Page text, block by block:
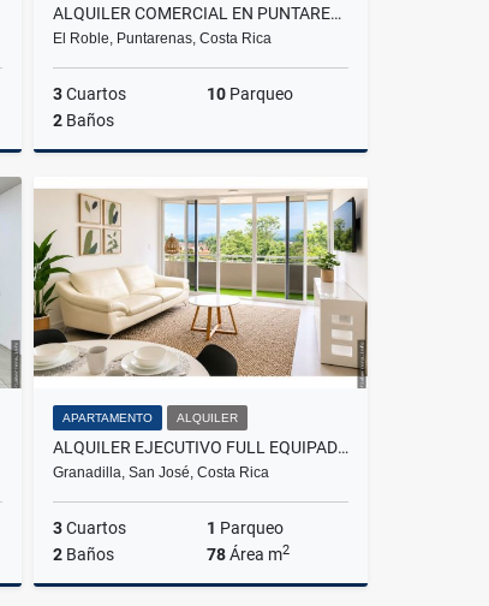
ALQUILER COMERCIAL EN PUNTARENAS
El Roble, Puntarenas, Costa Rica
3Cuartos 10 Parqueo
2 Baños
Alquiler
₡500.000
APARTAMENTO ALQUILER
ALQUILER EJECUTIVO FULL EQUIPADO MONTE ALTO
Granadilla, San José, Costa Rica
3Cuartos 1 Parqueo
2 Baños 78Área m2